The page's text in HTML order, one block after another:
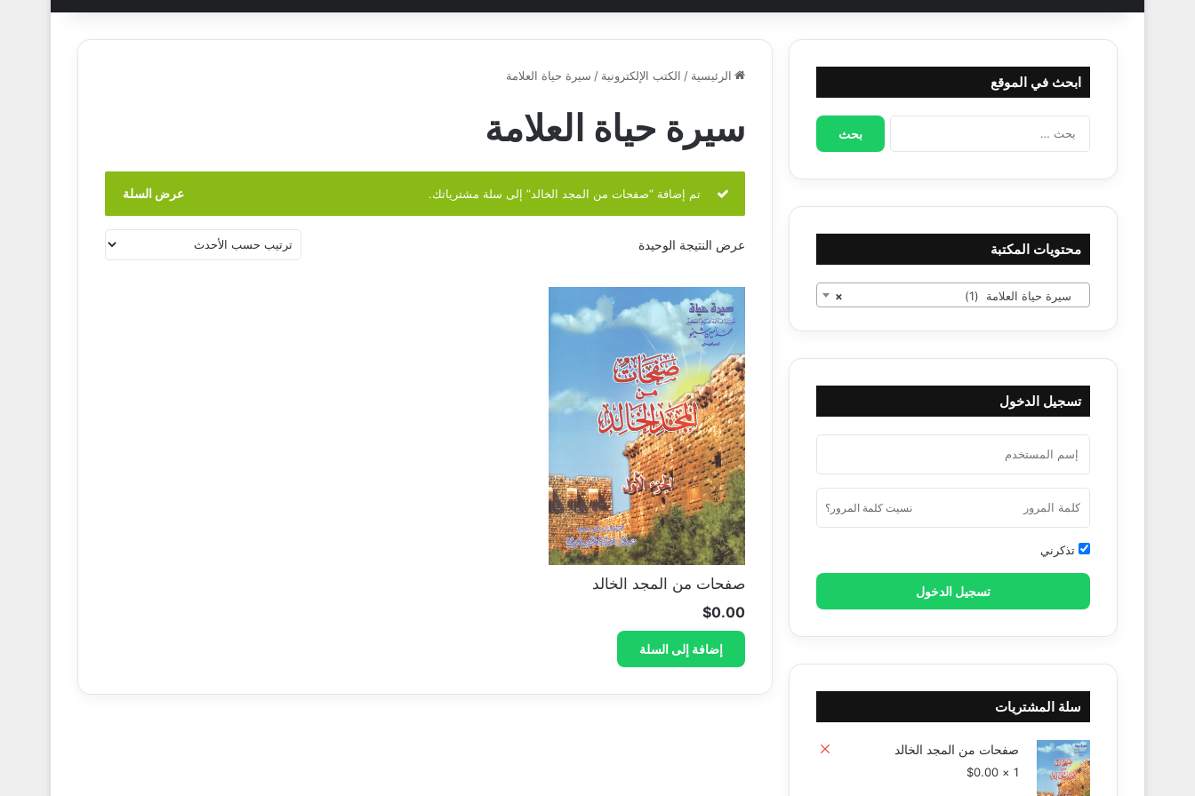
الرئيسية / الكتب الإلكترونية / سيرة حياة العلامة
سيرة حياة العلامة
تم إضافة “صفحات من المجد الخالد” إلى سلة مشترياتك. عرض السلة
عرض النتيجة الوحيدة
صفحات من المجد الخالد
$0.00
إضافة إلى السلة
ابحث في الموقع
البحث
محتويات المكتبة
× سيرة حياة العلامة (1)
تسجيل الدخول
نسيت كلمة المرور؟
تذكرني
تسجيل الدخول
سلة المشتريات
صفحات من المجد الخالد
1 ×
$0.00